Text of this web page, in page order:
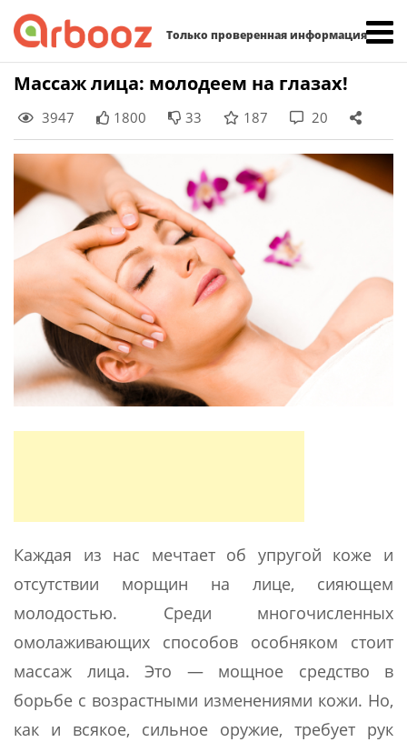
Только проверенная информация
Skip
content
Массаж лица: молодеем на глазах!
3947 1800 33 187 20
Каждая из нас мечтает об упругой коже и
отсутствии морщин на лице, сияющем
молодостью. Среди многочисленных
омолаживающих способов особняком стоит
массаж лица. Это — мощное средство в
борьбе с возрастными изменениями кожи. Но,
как и всякое, сильное оружие, требует рук
Найти: